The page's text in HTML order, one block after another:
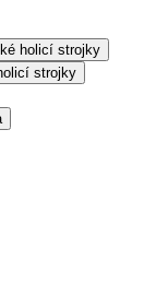
holicí strojky
strojky